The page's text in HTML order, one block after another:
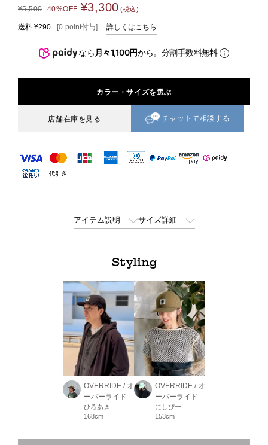
¥5,500 40%OFF ¥3,300 (税込)
送料 ¥290 [0 point付与] 詳しくはこちら
なら月々1,100円から。分割手数料無料
カラー・サイズを選ぶ
店舗在庫を見る チャットで相談する
アイテム説明 サイズ詳細
Styling
OVERRIDE / オ
ーバーライド
ひろあき
168cm
OVERRIDE / オ
ーバーライド
にしぴー
153cm